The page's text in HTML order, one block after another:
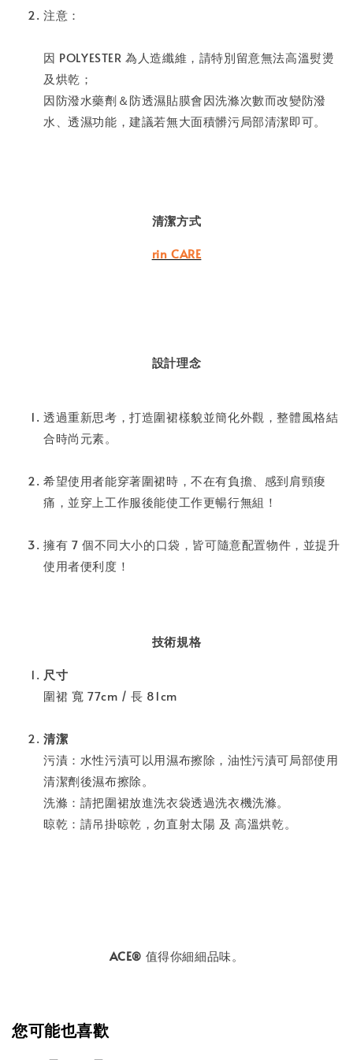
注意：
因 POLYESTER 為人造纖維，請特別留意無法高溫熨燙
及烘乾；
因防潑水藥劑＆防透濕貼膜會因洗滌次數而改變防潑
水、透濕功能，建議若無大面積髒污局部清潔即可。
清潔方式
rin CARE
設計理念
透過重新思考，打造圍裙樣貌並簡化外觀，整體風格結
合時尚元素。
希望使用者能穿著圍裙時，不在有負擔、感到肩頸痠
痛，並穿上工作服後能使工作更暢行無組！
擁有 7 個不同大小的口袋，皆可隨意配置物件，並提升
使用者便利度！
技術規格
尺寸
圍裙 寬 77cm / 長 81cm
清潔
污漬：水性污漬可以用濕布擦除，油性污漬可局部使用
清潔劑後濕布擦除。
洗滌：請把圍裙放進洗衣袋透過洗衣機洗滌。
晾乾：請吊掛晾乾，勿直射太陽 及 高溫烘乾。
ACE® 值得你細細品味。
您可能也喜歡